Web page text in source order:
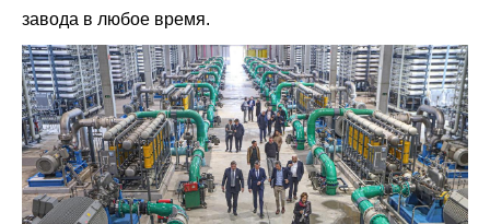
завода в любое время.